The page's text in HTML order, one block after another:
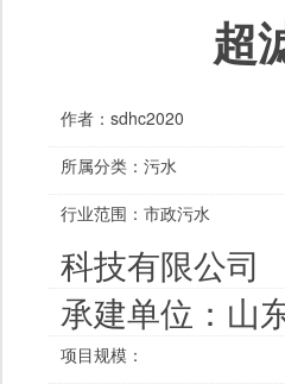
超
作者： sdhc2020
所属分类： 污水
行业范围： 市政污水
科技有限公司
承建单位： 山
项目规模：